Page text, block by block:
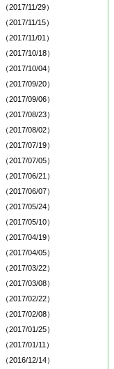
（2017/11/29）
（2017/11/15）
（2017/11/01）
（2017/10/18）
（2017/10/04）
（2017/09/20）
（2017/09/06）
（2017/08/23）
（2017/08/02）
（2017/07/19）
（2017/07/05）
（2017/06/21）
（2017/06/07）
（2017/05/24）
（2017/05/10）
（2017/04/19）
（2017/04/05）
（2017/03/22）
（2017/03/08）
（2017/02/22）
（2017/02/08）
（2017/01/25）
（2017/01/11）
（2016/12/14）